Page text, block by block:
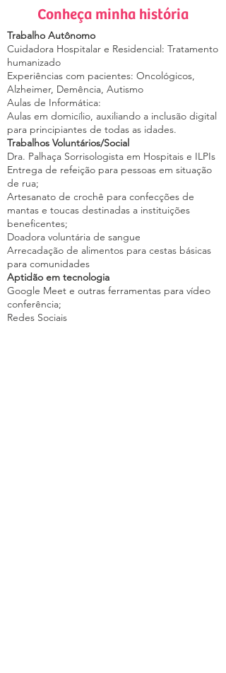
Conheça minha história
Trabalho Autônomo
Cuidadora Hospitalar e Residencial: Tratamento
humanizado
Experiências com pacientes: Oncológicos,
Alzheimer, Demência, Autismo
Aulas de Informática:
Aulas em domicílio, auxiliando a inclusão digital
para principiantes de todas as idades.
Trabalhos Voluntários/Social
Dra. Palhaça Sorrisologista em Hospitais e ILPIs
Entrega de refeição para pessoas em situação
de rua;
Artesanato de crochê para confecções de
mantas e toucas destinadas a instituições
beneficentes;
Doadora voluntária de sangue
Arrecadação de alimentos para cestas básicas
para comunidades
Aptidão em tecnologia
Google Meet e outras ferramentas para vídeo
conferência;
Redes Sociais